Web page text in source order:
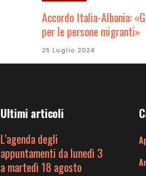
Accordo Italia-Albania:
per le persone migranti»
25 Luglio 2024
Ultimi articoli
L’agenda degli
appuntamenti da lunedì 3
a martedì 18 agosto